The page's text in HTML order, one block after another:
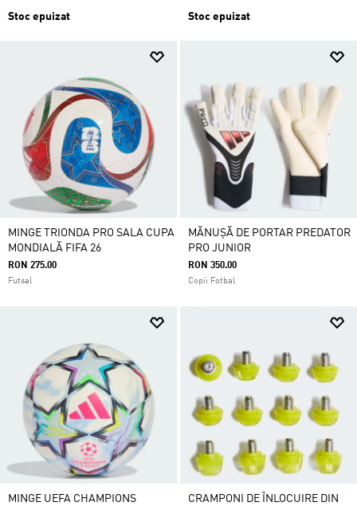
Stoc epuizat Stoc epuizat
MINGE TRIONDA PRO SALA CUPA
MONDIALĂ FIFA 26
RON 275.00
Futsal
MĂNUȘĂ DE PORTAR PREDATOR
PRO JUNIOR
RON 350.00
Copii Fotbal
MINGE UEFA CHAMPIONS
CRAMPONI DE ÎNLOCUIRE DIN